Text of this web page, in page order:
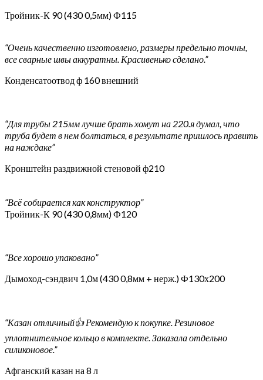
Тройник-К 90 (430 0,5мм) Ф115
“Очень качественно изготовлено, размеры предельно точны,
все сварные швы аккуратны. Красивенько сделано.”
Конденсатоотвод ф 160 внешний
“Для трубы 215мм лучше брать хомут на 220.я думал, что
труба будет в нем болтаться, в результате пришлось править
на наждаке”
Кронштейн раздвижной стеновой ф210
“Всё собирается как конструктор”
Тройник-К 90 (430 0,8мм) Ф120
“Все хорошо упаковано”
Дымоход-сэндвич 1,0м (430 0,8мм + нерж.) Ф130х200
“Казан отличный👍 Рекомендую к покупке. Резиновое
уплотнительное кольцо в комплекте. Заказала отдельно
силиконовое.”
Афганский казан на 8 л